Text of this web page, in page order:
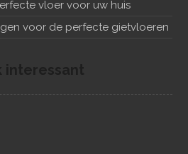
vloer voor uw huis
voor de perfecte gietvloeren